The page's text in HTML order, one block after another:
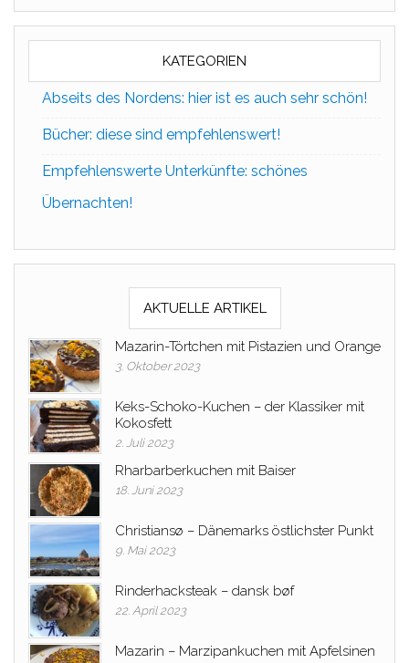
KATEGORIEN
Abseits des Nordens: hier ist es auch sehr schön!
Bücher: diese sind empfehlenswert!
Empfehlenswerte Unterkünfte: schönes
Übernachten!
AKTUELLE ARTIKEL
Mazarin-Törtchen mit Pistazien und Orange
3. Oktober 2023
Keks-Schoko-Kuchen – der Klassiker mit
Kokosfett
2. Juli 2023
Rharbarberkuchen mit Baiser
18. Juni 2023
Christiansø – Dänemarks östlichster Punkt
9. Mai 2023
Rinderhacksteak – dansk bøf
22. April 2023
Mazarin – Marzipankuchen mit Apfelsinen